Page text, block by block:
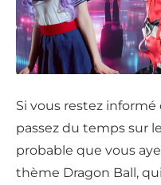
Si vous restez
passez du temps sur
probable que vous
thème Dragon Ball,